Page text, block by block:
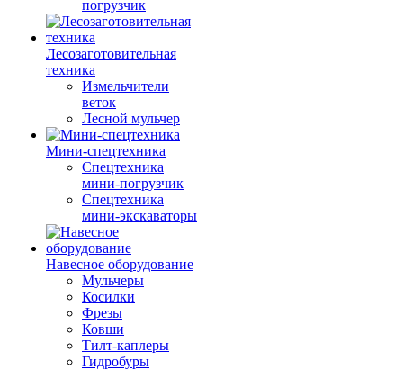
погрузчик
Лесозаготовительная
техника
Измельчители
веток
Лесной мульчер
Мини-спецтехника
Спецтехника
мини-погрузчик
Спецтехника
мини-экскаваторы
Навесное оборудование
Мульчеры
Косилки
Фрезы
Ковши
Тилт-каплеры
Гидробуры